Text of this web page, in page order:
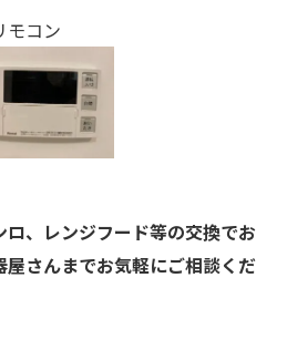
モコン
、レンジフード等の交換でお
さんまでお気軽にご相談くだ